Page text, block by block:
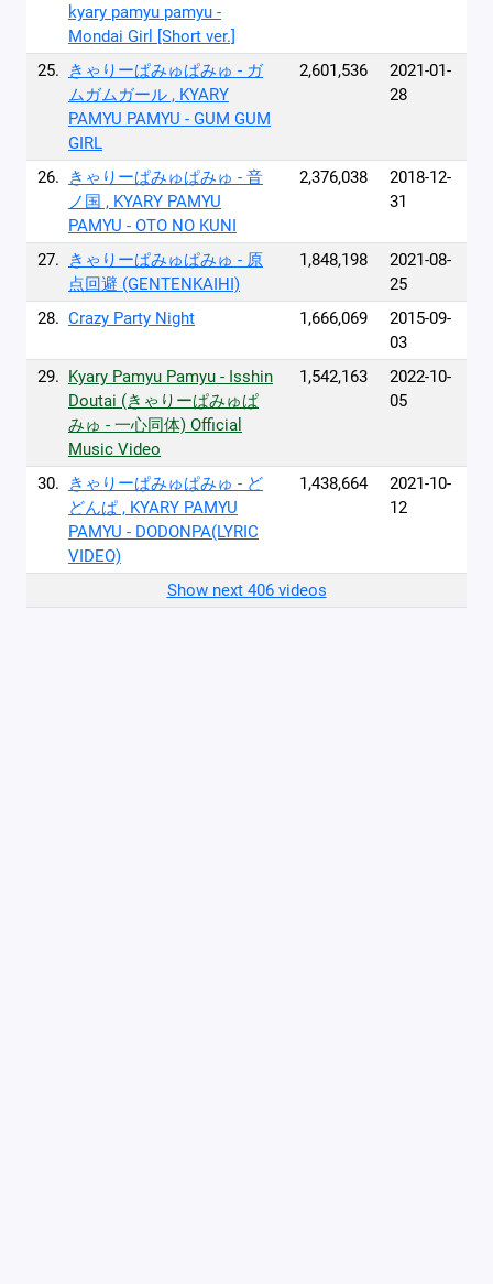
kyary pamyu pamyu -
Mondai Girl [Short ver.]
25.
きゃりーぱみゅぱみゅ - ガ
ムガムガール , KYARY
PAMYU PAMYU - GUM GUM
GIRL
2,601,536
2021-01-
28
26.
きゃりーぱみゅぱみゅ - 音
ノ国 , KYARY PAMYU
PAMYU - OTO NO KUNI
2,376,038
2018-12-
31
27.
きゃりーぱみゅぱみゅ - 原
点回避 (GENTENKAIHI)
1,848,198
2021-08-
25
28. Crazy Party Night 1,666,069
2015-09-
03
29. Kyary Pamyu Pamyu - Isshin
Doutai (きゃりーぱみゅぱ
みゅ - 一心同体) Official
Music Video
1,542,163
2022-10-
05
30.
きゃりーぱみゅぱみゅ - ど
どんぱ , KYARY PAMYU
PAMYU - DODONPA(LYRIC
VIDEO)
1,438,664
2021-10-
12
Show next 406 videos